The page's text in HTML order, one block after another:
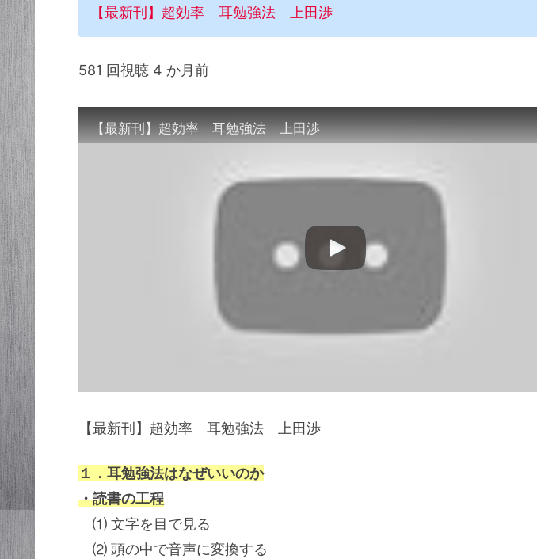
【最新刊】超効率 耳勉強法 上田渉
581 回視聴 4 か月前
【最新刊】超効率 耳勉強法 上田渉
【最新刊】超効率 耳勉強法 上田渉
１．耳勉強法はなぜいいのか
・読書の工程
⑴ 文字を目で見る
⑵ 頭の中で音声に変換する